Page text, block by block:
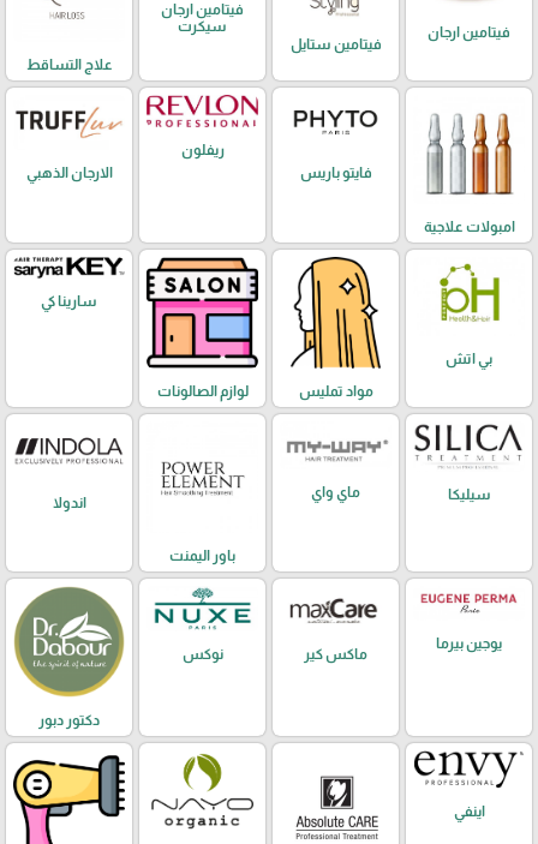
فيتامين ارجان
فيتامين ستايل
فيتامين ارجان
سيكرت
علاج التساقط
امبولات علاجية
فايتو باريس
ريفلون
الارجان الذهبي
بي اتش
مواد تمليس
لوازم الصالونات
سارينا كي
سيليكا ماي واي
باور اليمنت
اندولا
يوجين بيرما
ماكس كير نوكس
دكتور دبور
اينفي